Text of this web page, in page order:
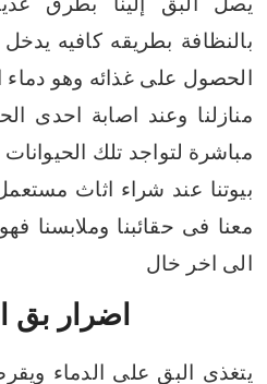
بالنظافة بطريقه كافيه يدخل
الحصول على غذائه وهو دماء
منازلنا وعند اصابة احدى
مباشرة لتواجد تلك الحيوانات
بيوتنا عند شراء اثاث
معنا فى حقائبنا وملابسنا
الى اخر خال
اضرار بق
يتغذى البق على الدماء